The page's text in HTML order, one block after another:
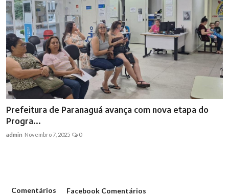
Prefeitura de Paranaguá avança com nova etapa do
Progra...
admin Novembro 7, 2025 0
Comentários Facebook Comentários